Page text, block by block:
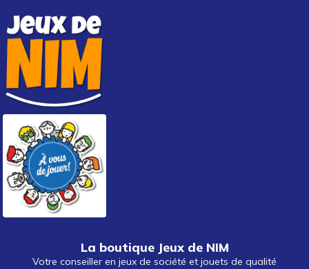
autour de 15 €
autour de 20 €
autour de 25 €
autour de 30 €
autour de 40 €
autour de 50 €
50 € et au-delà
La boutique Jeux de NIM
Votre conseiller en jeux de société et jouets de qualité